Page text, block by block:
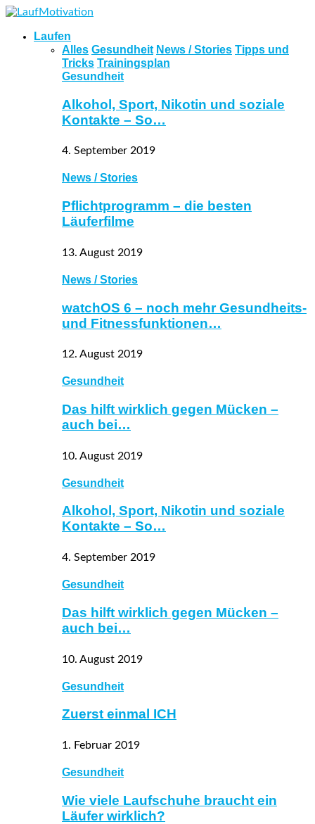
Laufen
Alles Gesundheit News / Stories Tipps und
Tricks Trainingsplan
Gesundheit
Alkohol, Sport, Nikotin und soziale
Kontakte – So…
4. September 2019
News / Stories
Pflichtprogramm – die besten
Läuferfilme
13. August 2019
News / Stories
watchOS 6 – noch mehr Gesundheits-
und Fitnessfunktionen…
12. August 2019
Gesundheit
Das hilft wirklich gegen Mücken –
auch bei…
10. August 2019
Gesundheit
Alkohol, Sport, Nikotin und soziale
Kontakte – So…
4. September 2019
Gesundheit
Das hilft wirklich gegen Mücken –
auch bei…
10. August 2019
Gesundheit
Zuerst einmal ICH
1. Februar 2019
Gesundheit
Wie viele Laufschuhe braucht ein
Läufer wirklich?